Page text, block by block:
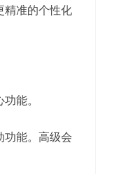
精准的个性化
能。
功能。高级会